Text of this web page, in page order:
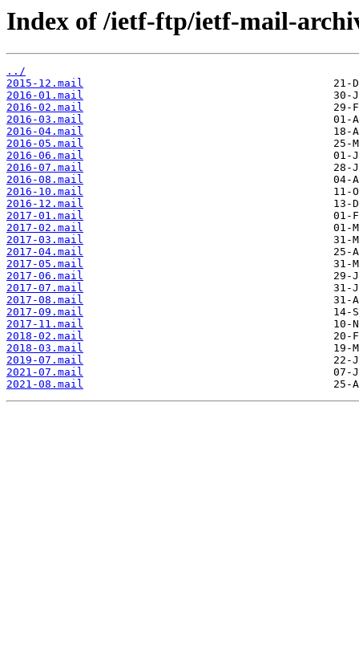
Index of /ietf-ftp/ietf-mail-
../
2015-12.mail
2016-01.mail
2016-02.mail
2016-03.mail
2016-04.mail
2016-05.mail
2016-06.mail
2016-07.mail
2016-08.mail
2016-10.mail
2016-12.mail
2017-01.mail
2017-02.mail
2017-03.mail
2017-04.mail
2017-05.mail
2017-06.mail
2017-07.mail
2017-08.mail
2017-09.mail
2017-11.mail
2018-02.mail
2018-03.mail
2019-07.mail
2021-07.mail
2021-08.mail